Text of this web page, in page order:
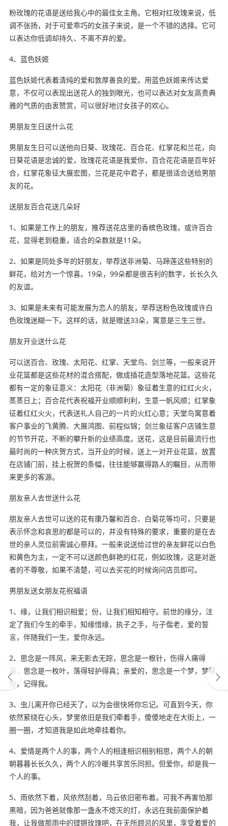
粉玫瑰的花语是送给我心中的最佳女主角。它相对红玫瑰来说，低
调不张扬，对于可爱乖巧的女孩子来说，是一个不错的选择。它可
以表达你低调却持久、不离不弃的爱。
4、蓝色妖姬
蓝色妖姬代表着清纯的爱和敦厚善良的爱。用蓝色妖姬来传达爱
意，不仅可以表现出送花人的独到眼光，也可以表达对女友高贵典
雅的气质的由衷赞赏，可以很好地讨女孩子的欢心。
男朋友生日送什么花
男朋友生日可以送他向日葵、玫瑰花、百合花、红掌花和兰花，向
日葵花语是忠诚的爱，玫瑰花花语是我爱你，百合花花语是百年好
合，红掌花象征大展宏图，兰花是花中君子，都是很适合送给男朋
友的花。
送朋友百合花送几朵好
1、如果是工作上的朋友，推荐送花店里的香槟色玫瑰，或许百合
花，显得老到稳重，适合的朵数就是11朵。
2、如果是同处多年的好朋友，举荐送非洲菊、马蹄莲这些特别的
鲜花，给对方一个惊喜。19朵，99朵都是很吉利的数字，长长久久
的友谊。
3、如果是未来有可能发展为恋人的朋友，举荐送粉色玫瑰或许白
色玫瑰迷糊一下。这样的话，就是赠送33朵，寓意是三生三世。
朋友开业送什么花
可以送百合、玫瑰、太阳花、红掌、天堂鸟、剑兰等，一般来说开
业花篮都是这些花材的混合搭配，做成插花造型落地花篮。这些花
都有一定的象征意义：太阳花（非洲菊）象征着生意的红红火火，
蒸蒸日上；百合花代表祝福开业顺顺利利，生意一帆风顺；红掌象
征着红红火火，代表送礼人自己的一片的火红心意；天堂鸟寓意着
客户事业的飞黄腾、大展鸿图、前程似锦；剑兰象征客户店铺生意
的节节开花，不断的攀升新的业绩高度。送花，这是目前最流行也
最时尚的一种庆贺方式，当开业的时候，送上一对开业花篮，放置
在店铺门前，挂上祝贺的条幅，往往能够赢得路人的瞩目，从而带
来更多的客源。
朋友亲人去世送什么花
朋友亲人去世可以送的花有康乃馨和百合、白菊花等均可，只要是
表示怀念和哀思的都是可以的，并没有特殊的要求，重要的是在去
世的亲人灵位前需诚心祭拜。一般来说送给过世的亲友鲜花以白色
和黄色为主，一定不可以送颜色鲜艳的红花，例如玫瑰，这是对逝
者的不尊敬，如果不清楚，可以去买花的时候询问店员即可。
男朋友送女朋友花祝福语
1、缘，让我们相识相爱；份，让我们相知相守。前世的缘分，注
定了我们今生的牵手，知缘惜缘，执子之手，与子偕老，爱的誓
言，伴随我们一生，爱你永远。
2、思念是一阵风，来无影去无踪，思念是一根针，伤得人痛得
深，思念是一枚叶，落得轻护得真；亲爱的，思念是一个梦，梦得
你，记得我。
3、虫儿离开你已经天了，以为会很快将你忘记。可直到今天，你
依然萦绕在心头，梦里依旧是我们牵着手，傻傻地走在大街上，一
圈一圈，才知道我是如此地牵挂着你。
4、爱情是两个人的事，两个人的相逢相识相别相思，两个人的朝
朝暮暮长长久久，两个人的冷暖共享苦乐同担。但爱你，却是我一
个人的事。
5、雨依然下着，风依然刮着，乌云依旧密布着。可我不再害怕那
黑暗，因为爸爸就像那一盏永不熄灭的灯，永远在我前面保护着
我，让我做那雨中的铿锵玫瑰吧，在无所顾忌的风里，享受着爱的